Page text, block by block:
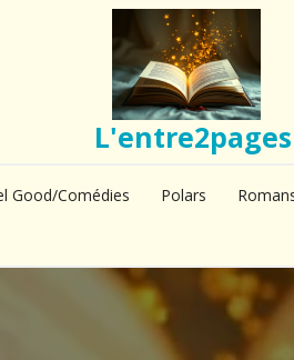
L'entre2pages
Good/Comédies Polars